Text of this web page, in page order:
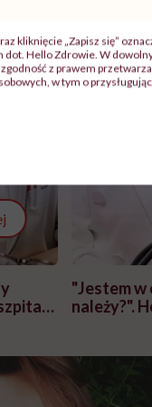
"Jestem w
należy?".
pracy
kliknięcie „Zapisz się”
dot. Hello Zdrowie. W
zgodność z prawem
w tym o